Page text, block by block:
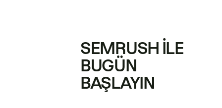
SEMRUSH ILE
BUGÜN
BAŞLAYIN